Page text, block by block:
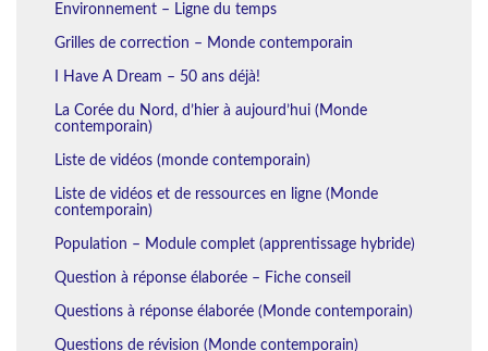
Environnement – Ligne du temps
Grilles de correction – Monde contemporain
I Have A Dream – 50 ans déjà!
La Corée du Nord, d’hier à aujourd’hui (Monde
contemporain)
Liste de vidéos (monde contemporain)
Liste de vidéos et de ressources en ligne (Monde
contemporain)
Population – Module complet (apprentissage hybride)
Question à réponse élaborée – Fiche conseil
Questions à réponse élaborée (Monde contemporain)
Questions de révision (Monde contemporain)